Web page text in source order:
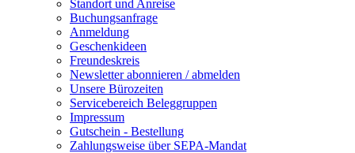
Standort und Anreise
Buchungsanfrage
Anmeldung
Geschenkideen
Freundeskreis
Newsletter abonnieren / abmelden
Unsere Bürozeiten
Servicebereich Beleggruppen
Impressum
Gutschein - Bestellung
Zahlungsweise über SEPA-Mandat